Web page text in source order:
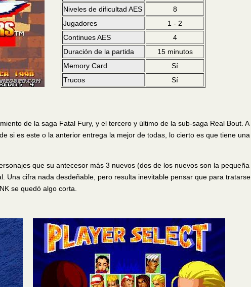
Niveles de dificultad AES
8
Jugadores
1 - 2
Continues AES
4
Duración de la partida
15 minutos
Memory Card
Sí
Trucos
Sí
de la saga Fatal Fury, y el tercero y último de la sub-saga Real Bout. A
si es este o la anterior entrega la mejor de todas, lo cierto es que tiene una
que su antecesor más 3 nuevos (dos de los nuevos son la pequeña
Una cifra nada desdeñable, pero resulta inevitable pensar que para tratarse
se quedó algo corta.